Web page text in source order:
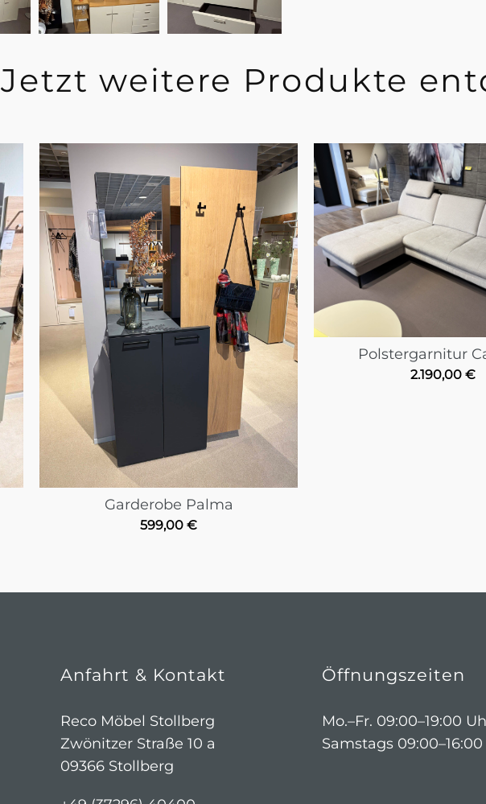
Jetzt weitere Produkte
Garderobe Palma
599,00 €
Polstergarnitur
2.190,00 €
Anfahrt & Kontakt
Reco Möbel Stollberg
Zwönitzer Straße 10 a
09366 Stollberg
Öffnungszeiten
Mo.–Fr. 09:00–19:00
Samstags